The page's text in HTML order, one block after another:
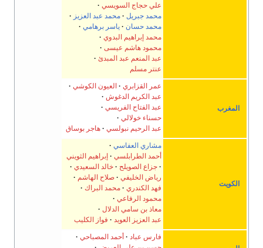
علي حجاج السويسي
محمد جبريل
محمد عبد العزيز
محمد حسان
ياسر برهامي
محمد إبراهيم البدوي
محمود هاشم عيسى
عبد المنعم عبد المبدئ
عنتر مسلم
المغرب
عمر القزابري
العيون الكوشي
عبد الكريم الدغوش
عبد الفتاح الفريسي
حسناء خولالي
عبد الرحيم نبولسي
هاجر بوساق
الكويت
مشاري العفاسي
أحمد الطرابلسي
إبراهيم الثويني
جزاع الصويلح
خالد السعيدي
رياض الخليفي
صلاح الهاشم
فهد الكندري
محمد البراك
محمود الرفاعي
معاذ بن سامي الدلال
عبد العزيز العويد
فواز الكليب
فارس عباد
أحمد المصباحي